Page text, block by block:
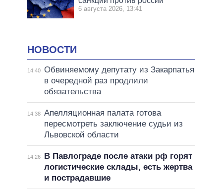
6 августа 2026, 13:41
НОВОСТИ
14:40 Обвиняемому депутату из Закарпатья
в очередной раз продлили
обязательства
14:38 Апелляционная палата готова
пересмотреть заключение судьи из
Львовской области
14:26
В Павлограде после атаки рф горят
логистические склады, есть жертва
и пострадавшие